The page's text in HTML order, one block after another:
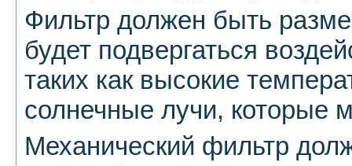
Фильтр должен быть
будет подвергаться
таких как высокие
солнечные лучи, которые
Механический фильтр